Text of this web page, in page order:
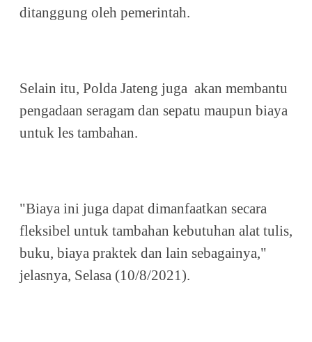
ditanggung oleh pemerintah.
Selain itu, Polda Jateng juga akan membantu
pengadaan seragam dan sepatu maupun biaya
untuk les tambahan.
"Biaya ini juga dapat dimanfaatkan secara
fleksibel untuk tambahan kebutuhan alat tulis,
buku, biaya praktek dan lain sebagainya,"
jelasnya, Selasa (10/8/2021).